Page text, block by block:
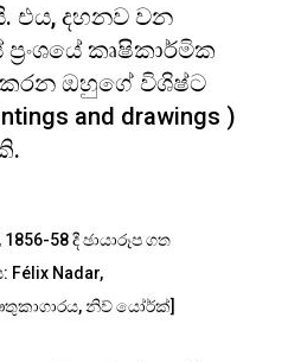
එය, දහනව වන
කෘෂිකාර්මික
ඔහුගේ විශිෂ්ට
and drawings )
58 දී ඡායාරූප ගත
Nadar,
නිව් යෝර්ක්]